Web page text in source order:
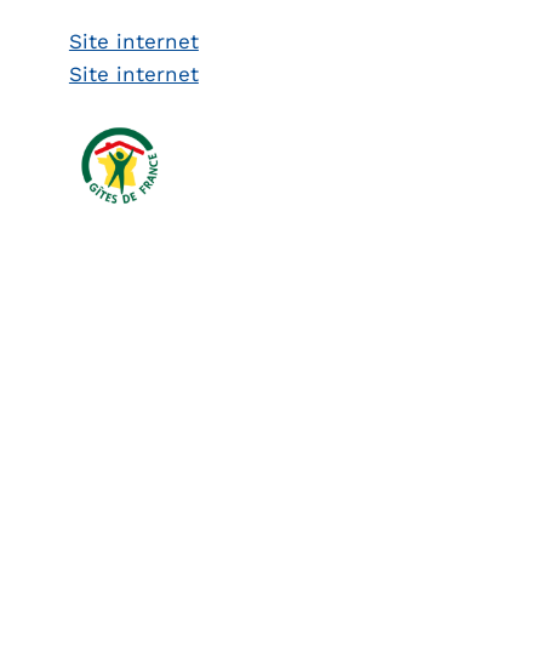
Site internet
Site internet